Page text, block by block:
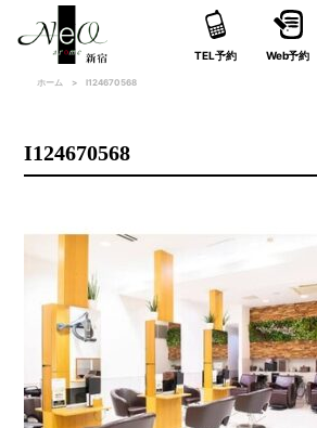
Web予約
TEL予約
ホーム I124670568
I124670568